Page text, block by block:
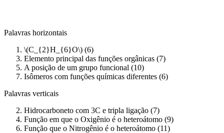
Palavras horizontais
\(C_{2}H_{6}O\) (6)
Elemento principal das funções orgânicas (7)
A posição de um grupo funcional (10)
Isômeros com funções químicas diferentes (6)
Palavras verticais
Hidrocarboneto com 3C e tripla ligação (7)
Função em que o Oxigênio é o heteroátomo (9)
Função que o Nitrogênio é o heteroátomo (11)